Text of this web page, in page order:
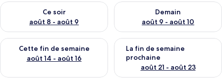
Ce soir
août 8 - août 9
Vérifier la disponibilité pour ce soir août 8 - août 9
Demain
août 9 - août 10
Vérifier la disponibilité pour
Cette fin de semaine
août 14 - août 16
Vérifier la disponibilité pour cette fin de semaine août 14 -
La fin de semaine
prochaine
août 21 - août 23
Vérifier la disponibilité pour